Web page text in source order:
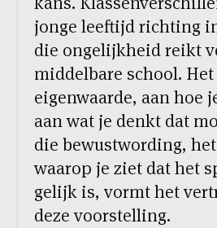
jonge leeftijd richting
die ongelijkheid reikt
middelbare school.
eigenwaarde, aan hoe
aan wat je denkt dat
die bewustwording,
waarop je ziet dat het
gelijk is, vormt het
deze voorstelling.